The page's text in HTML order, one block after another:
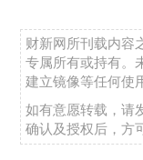
财新网所刊载内容
专属所有或持有。
建立镜像等任何使
如有意愿转载，请
确认及授权后，方